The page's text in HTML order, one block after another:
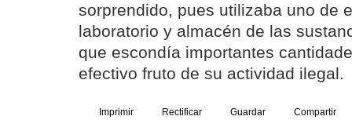
sorprendido, pues utilizaba uno de
laboratorio y almacén de las
que escondía importantes
efectivo fruto de su actividad ilegal.
Imprimir Rectificar Guardar Compartir